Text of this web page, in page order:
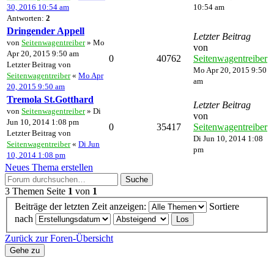
30, 2016 10:54 am
Antworten: 2
10:54 am
Dringender Appell
von Seitenwagentreiber» Mo
Apr 20, 2015 9:50 am
Letzter Beitrag von
Seitenwagentreiber« Mo Apr
20, 2015 9:50 am
0 40762
Letzter Beitrag
von
Seitenwagentreiber
Mo Apr 20, 2015 9:50
am
Tremola St.Gotthard
von Seitenwagentreiber» Di
Jun 10, 2014 1:08 pm
Letzter Beitrag von
Seitenwagentreiber« Di Jun
10, 2014 1:08 pm
0 35417
Letzter Beitrag
von
Seitenwagentreiber
Di Jun 10, 2014 1:08
pm
Neues Thema erstellen
Suche
3 Themen Seite 1 von 1
Beiträge der letzten Zeit anzeigen:
Sortiere
nach
Zurück zur Foren-Übersicht
Gehe zu